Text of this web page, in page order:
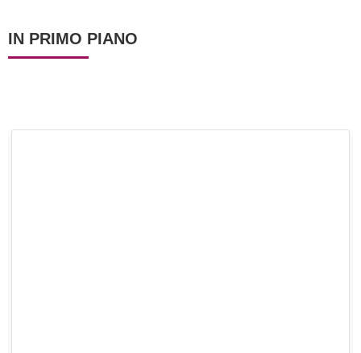
IN PRIMO PIANO